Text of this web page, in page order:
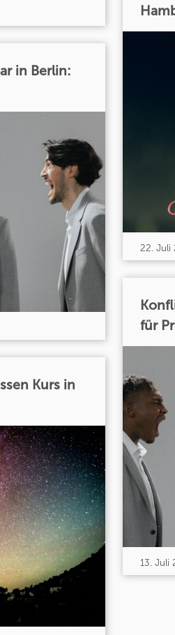
in Berlin:
Kurs in
22. Juli
für
13. Juli